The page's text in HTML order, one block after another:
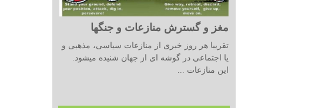
مغز و گسترش منازعات و جنگها
تقریبا هر روز خبری از منازعات سیاسی، مذهبی و
یا اجتماعی در گوشه ای از جهان شنیده میشود.
این منازعات ...